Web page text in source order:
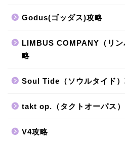
Godus(ゴッダス)攻略
LIMBUS COMPANY（リン
略
Soul Tide（ソウルタイド
takt op.（タクトオーパス
V4攻略